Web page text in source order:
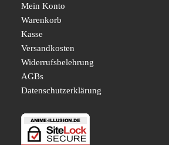
Mein Konto
Warenkorb
Kasse
Versandkosten
Widerrufsbelehrung
AGBs
Datenschutzerklärung